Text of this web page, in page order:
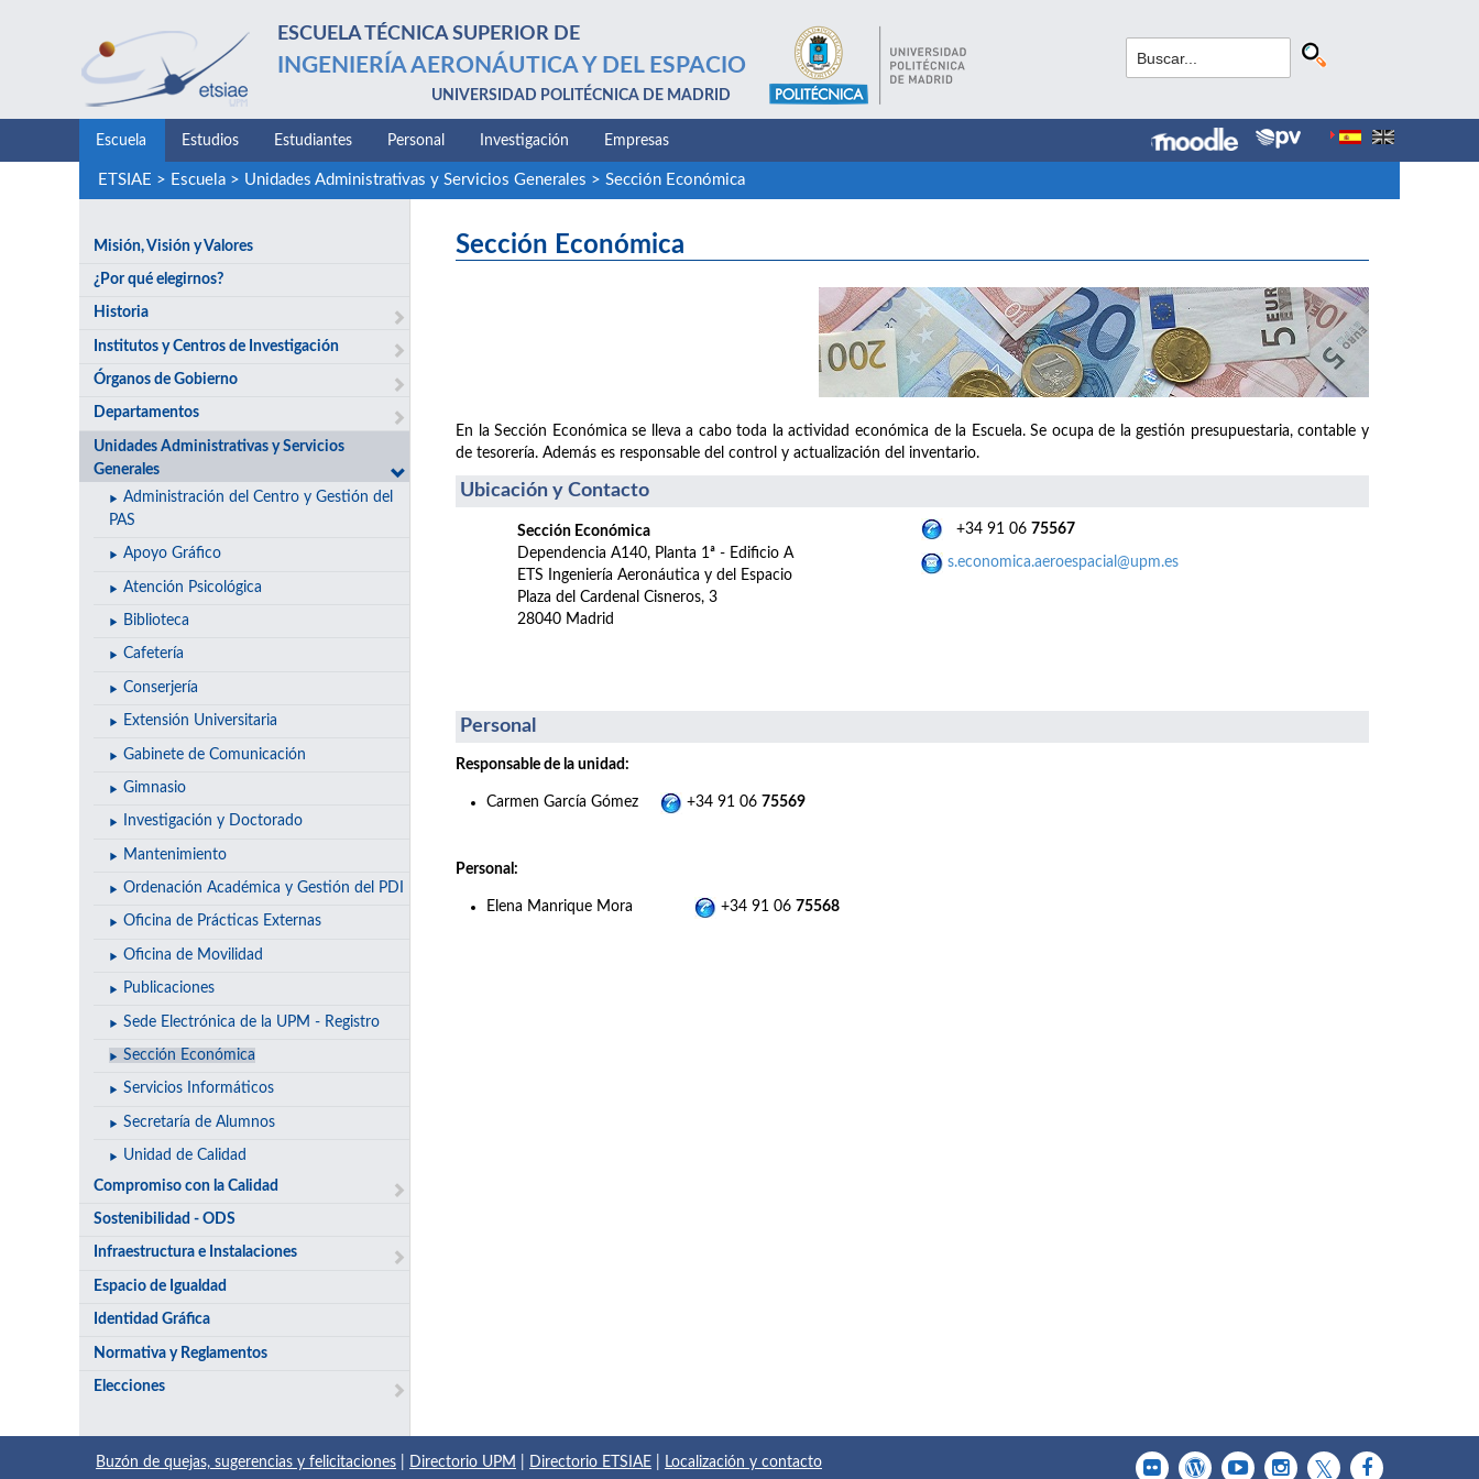
ESCUELA TÉCNICA SUPERIOR DE
INGENIERÍA AERONÁUTICA Y DEL ESPACIO
UNIVERSIDAD POLITÉCNICA DE MADRID
Escuela Estudios Estudiantes Personal Investigación Empresas
ETSIAE > Escuela> Unidades Administrativas y Servicios Generales > Sección Económica
Misión, Visión y Valores
¿Por qué elegirnos?
Historia
Institutos y Centros de Investigación
Órganos de Gobierno
Departamentos
Unidades Administrativas y Servicios
Generales
Administración del Centro y Gestión del
PAS
Apoyo Gráfico
Atención Psicológica
Biblioteca
Cafetería
Conserjería
Extensión Universitaria
Gabinete de Comunicación
Gimnasio
Investigación y Doctorado
Mantenimiento
Ordenación Académica y Gestión del PDI
Oficina de Prácticas Externas
Oficina de Movilidad
Publicaciones
Sede Electrónica de la UPM - Registro
Sección Económica
Servicios Informáticos
Secretaría de Alumnos
Unidad de Calidad
Compromiso con la Calidad
Sostenibilidad - ODS
Infraestructura e Instalaciones
Espacio de Igualdad
Identidad Gráfica
Normativa y Reglamentos
Elecciones
Sección Económica
En la Sección Económica se lleva a cabo toda la actividad económica de la Escuela. Se ocupa de la gestión presupuestaria, contable y
de tesorería. Además es responsable del control y actualización del inventario.
Ubicación y Contacto
Sección Económica
Dependencia A140, Planta 1ª - Edificio A
ETS Ingeniería Aeronáutica y del Espacio
Plaza del Cardenal Cisneros, 3
28040 Madrid
+34 91 06 75567
s.economica.aeroespacial@upm.es
Personal
Responsable de la unidad:
Carmen García Gómez +34 91 06 75569
Personal:
Elena Manrique Mora +34 91 06 75568
Buzón de quejas, sugerencias y felicitaciones Directorio UPM Directorio ETSIAE Localización y contacto